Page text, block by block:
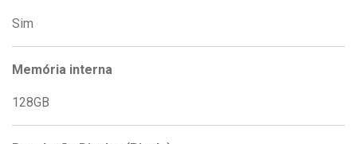
Sim
Memória interna
128GB